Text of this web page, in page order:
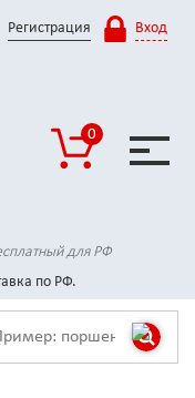
Регистрация Вход
0
для РФ
по РФ.